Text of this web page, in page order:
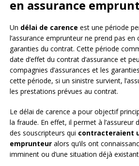
en assurance
Un délai de carence est une période
l’assurance emprunteur ne prend pas en
garanties du contrat. Cette période
date d’effet du contrat d’assurance et
compagnies d’assurances et les
cette période, si un sinistre survient,
les prestations prévues au contrat.
Le délai de carence a pour objectif
la fraude. En effet, il permet à l’assureur
des souscripteurs qui contracteraient
emprunteur alors qu’ils ont
imminent ou d’une situation déjà